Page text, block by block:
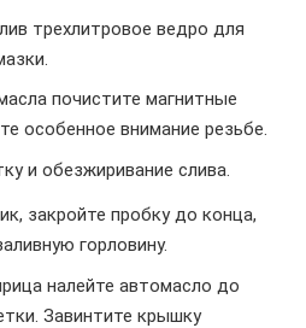
трехлитровое ведро для
почистите магнитные
особенное внимание резьбе.
и обезжиривание слива.
закройте пробку до конца,
горловину.
налейте автомасло до
Завинтите крышку